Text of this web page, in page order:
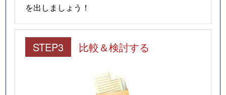
を出しましょう！
STEP3 比較＆検討する